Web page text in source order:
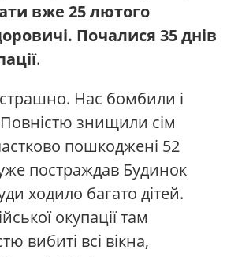
вже 25 лютого
Почалися 35 днів
.
Нас бомбили і
знищили сім
пошкоджені 52
постраждав Будинок
ходило багато дітей.
окупації там
вибиті всі вікна,